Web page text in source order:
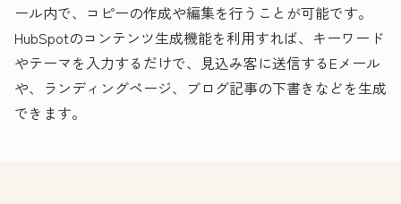
ール内で、コピーの作成や編集を行うことが可能です。
HubSpotのコンテンツ生成機能を利用すれば、キーワード
やテーマを入力するだけで、見込み客に送信するEメール
や、ランディングページ、ブログ記事の下書きなどを生成
できます。